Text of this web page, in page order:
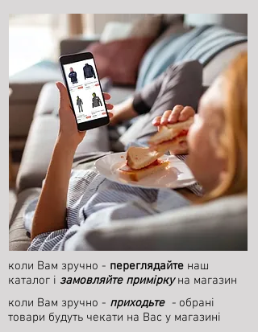
коли Вам зручно - переглядайте наш
каталог і замовляйте приміркуна магазин
коли Вам зручно - приходьте- обрані
товари будуть чекати на Вас у магазині